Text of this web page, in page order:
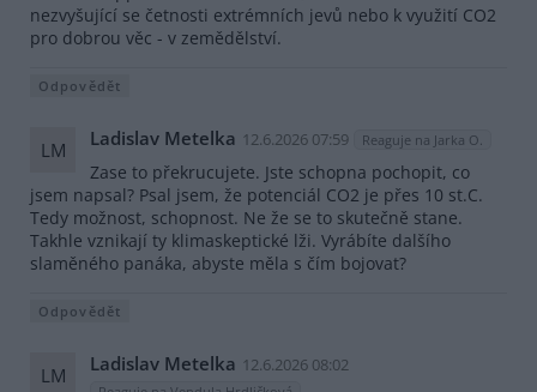
nezvyšující se četnosti extrémních jevů nebo k využití CO2
pro dobrou věc - v zemědělství.
Odpovědět
LM Ladislav Metelka 12.6.2026 07:59 Reaguje na Jarka O.
Zase to překrucujete. Jste schopna pochopit, co
jsem napsal? Psal jsem, že potenciál CO2 je přes 10 st.C.
Tedy možnost, schopnost. Ne že se to skutečně stane.
Takhle vznikají ty klimaskeptické lži. Vyrábíte dalšího
slaměného panáka, abyste měla s čím bojovat?
Odpovědět
LM Ladislav Metelka 12.6.2026 08:02